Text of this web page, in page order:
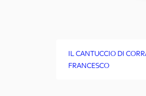
IL CANTUCCIO DI
FRANCESCO